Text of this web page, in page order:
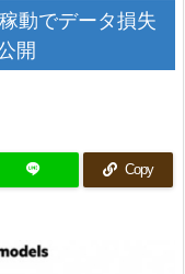
動でデータ損失
開
Copy